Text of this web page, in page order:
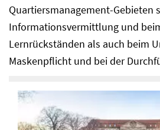
Quartiersmanagement-Gebieten
Informationsvermittlung und
Lernrückständen als auch beim
Maskenpflicht und bei der